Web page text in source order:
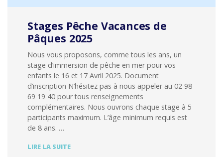
Stages Pêche Vacances de
Pâques 2025
Nous vous proposons, comme tous les ans, un
stage d’immersion de pêche en mer pour vos
enfants le 16 et 17 Avril 2025. Document
d’inscription N’hésitez pas à nous appeler au 02 98
69 19 40 pour tous renseignements
complémentaires. Nous ouvrons chaque stage à 5
participants maximum. L’âge minimum requis est
de 8 ans. …
LIRE LA SUITESTAGES